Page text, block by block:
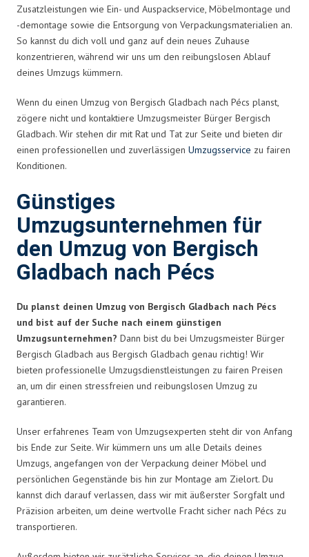
Zusatzleistungen wie Ein- und Auspackservice, Möbelmontage und
-demontage sowie die Entsorgung von Verpackungsmaterialien an.
So kannst du dich voll und ganz auf dein neues Zuhause
konzentrieren, während wir uns um den reibungslosen Ablauf
deines Umzugs kümmern.
Wenn du einen Umzug von Bergisch Gladbach nach Pécs planst,
zögere nicht und kontaktiere Umzugsmeister Bürger Bergisch
Gladbach. Wir stehen dir mit Rat und Tat zur Seite und bieten dir
einen professionellen und zuverlässigen Umzugsservice zu fairen
Konditionen.
Günstiges
Umzugsunternehmen für
den Umzug von Bergisch
Gladbach nach Pécs
Du planst deinen Umzug von Bergisch Gladbach nach Pécs
und bist auf der Suche nach einem günstigen
Umzugsunternehmen? Dann bist du bei Umzugsmeister Bürger
Bergisch Gladbach aus Bergisch Gladbach genau richtig! Wir
bieten professionelle Umzugsdienstleistungen zu fairen Preisen
an, um dir einen stressfreien und reibungslosen Umzug zu
garantieren.
Unser erfahrenes Team von Umzugsexperten steht dir von Anfang
bis Ende zur Seite. Wir kümmern uns um alle Details deines
Umzugs, angefangen von der Verpackung deiner Möbel und
persönlichen Gegenstände bis hin zur Montage am Zielort. Du
kannst dich darauf verlassen, dass wir mit äußerster Sorgfalt und
Präzision arbeiten, um deine wertvolle Fracht sicher nach Pécs zu
transportieren.